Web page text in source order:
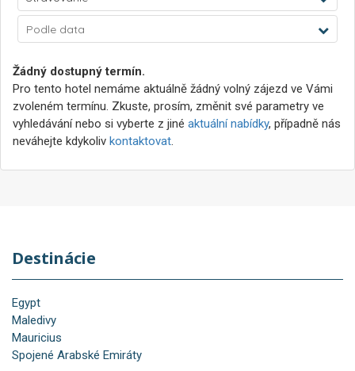
Podle data
Žádný dostupný termín.
Pro tento hotel nemáme aktuálně žádný volný zájezd ve Vámi
zvoleném termínu. Zkuste, prosím, změnit své parametry ve
vyhledávání nebo si vyberte z jiné aktuální nabídky, případně nás
neváhejte kdykoliv kontaktovat.
Destinácie
Egypt
Maledivy
Mauricius
Spojené Arabské Emiráty